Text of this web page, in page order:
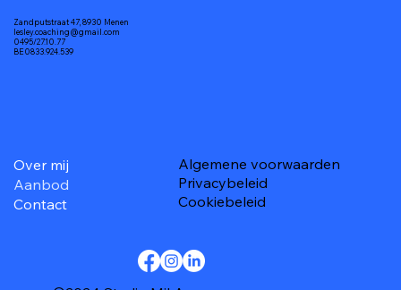
Zandputstraat 47, 8930 Menen
lesley.coaching@gmail.com
0495/27.10.77
BE0833.924.539
Over mij
Aanbod
Contact
Cookiebeleid
Privacybeleid
Algemene voorwaarden